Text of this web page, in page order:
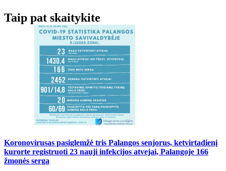
Taip pat skaitykite
Koronovirusas pasiglemžė tris Palangos senjorus, ketvirtadienį
kurorte registruoti 23 nauji infekcijos atvejai, Palangoje 166
žmonės serga